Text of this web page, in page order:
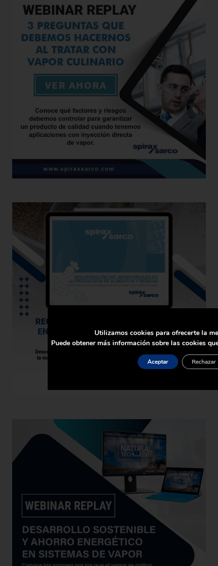
Utilizamos cookies para ofrecerte la
Puede obtener más información sobre las cookies
Aceptar Rechazar